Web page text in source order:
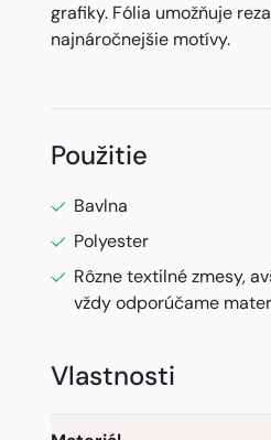
grafiky. Fólia umožňuje
najnáročnejšie motívy.
Použitie
Bavlna
Polyester
Rôzne textilné zmesy,
vždy odporúčame
Vlastnosti